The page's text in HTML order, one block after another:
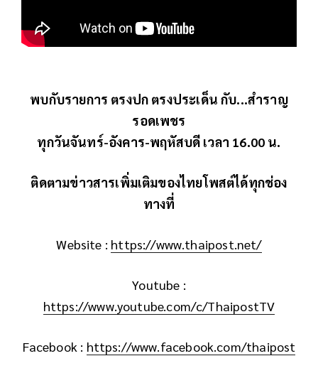
พบกับรายการ ตรงปก ตรงประเด็น กับ...สำราญ
รอดเพชร
ทุกวันจันทร์-อังคาร-พฤหัสบดี เวลา 16.00 น.
ติดตามข่าวสารเพิ่มเติมของไทยโพสต์ได้ทุกช่อง
ทางที่
Website : https://www.thaipost.net/
Youtube :
https://www.youtube.com/c/ThaipostTV
Facebook : https://www.facebook.com/thaipost